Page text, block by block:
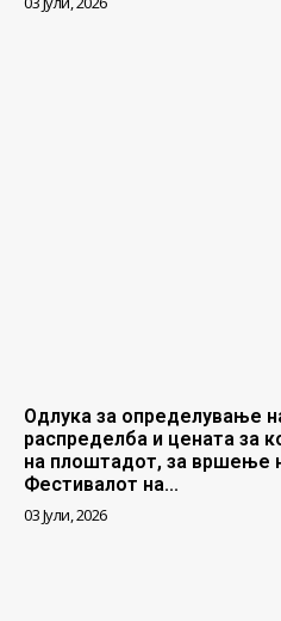
Одлука за определување
распределба и цената за
на плоштадот, за вршење
Фестивалот на...
03 Јули, 2026